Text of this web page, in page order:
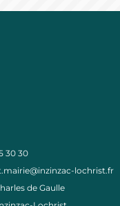
30 30
lochrist.fr
de Gaulle